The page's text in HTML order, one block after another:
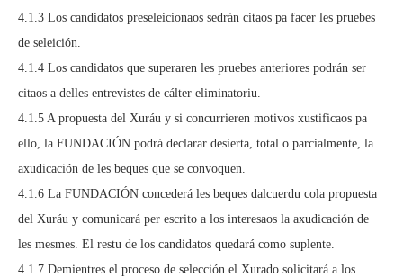
4.1.3 Los candidatos preseleicionaos sedrán citaos pa facer les pruebes
de seleición.
4.1.4 Los candidatos que superaren les pruebes anteriores podrán ser
citaos a delles entrevistes de cálter eliminatoriu.
4.1.5 A propuesta del Xuráu y si concurrieren motivos xustificaos pa
ello, la FUNDACIÓN podrá declarar desierta, total o parcialmente, la
axudicación de les beques que se convoquen.
4.1.6 La FUNDACIÓN concederá les beques dalcuerdu cola propuesta
del Xuráu y comunicará per escrito a los interesaos la axudicación de
les mesmes. El restu de los candidatos quedará como suplente.
4.1.7 Demientres el proceso de selección el Xurado solicitará a los